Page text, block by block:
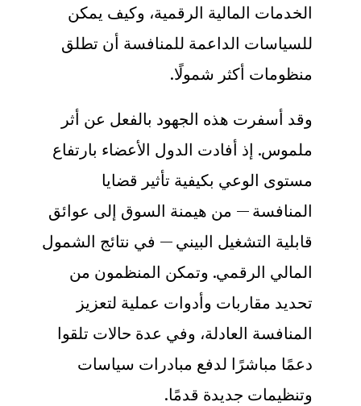
الخدمات المالية الرقمية، وكيف يمكن
للسياسات الداعمة للمنافسة أن تطلق
منظومات أكثر شمولًا.
وقد أسفرت هذه الجهود بالفعل عن أثر
ملموس. إذ أفادت الدول الأعضاء بارتفاع
مستوى الوعي بكيفية تأثير قضايا
المنافسة — من هيمنة السوق إلى عوائق
قابلية التشغيل البيني — في نتائج الشمول
المالي الرقمي. وتمكن المنظمون من
تحديد مقاربات وأدوات عملية لتعزيز
المنافسة العادلة، وفي عدة حالات تلقوا
دعمًا مباشرًا لدفع مبادرات سياسات
وتنظيمات جديدة قدمًا.